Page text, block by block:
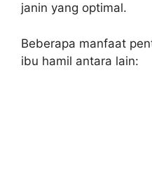
janin yang optimal.
Beberapa manfaat
ibu hamil antara lain: